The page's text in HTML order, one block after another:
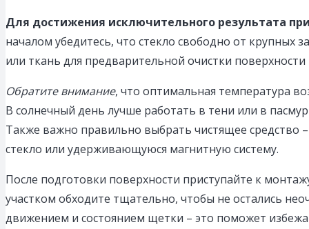
Для достижения исключительного результата
началом убедитесь, что стекло свободно от крупных
или ткань для предварительной очистки
Обратите внимание, что оптимальная температура
В солнечный день лучше работать в тени или в
Также важно правильно выбрать чистящее средство
стекло или удерживающуюся магнитную систему.
После подготовки поверхности приступайте к
участком обходите тщательно, чтобы не остались
движением и состоянием щетки – это поможет